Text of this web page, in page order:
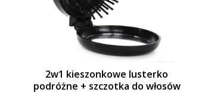
2w1 kieszonkowe lusterko
podróżne + szczotka do włosów